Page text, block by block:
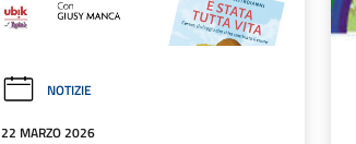
NOTIZIE
22 MARZO 2026